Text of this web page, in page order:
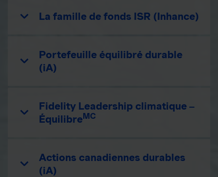
La famille de fonds ISR (Inhance)
Portefeuille équilibré durable
(iA)
Fidelity Leadership climatique –
ÉquilibreMC
Actions canadiennes durables
(iA)